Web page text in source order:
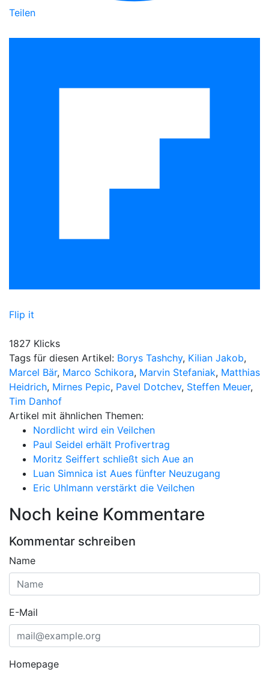
Teilen
Flip it
1827 Klicks
Tags für diesen Artikel: Borys Tashchy, Kilian Jakob,
Marcel Bär, Marco Schikora, Marvin Stefaniak, Matthias
Heidrich, Mirnes Pepic, Pavel Dotchev, Steffen Meuer,
Tim Danhof
Artikel mit ähnlichen Themen:
Nordlicht wird ein Veilchen
Paul Seidel erhält Profivertrag
Moritz Seiffert schließt sich Aue an
Luan Simnica ist Aues fünfter Neuzugang
Eric Uhlmann verstärkt die Veilchen
Noch keine Kommentare
Kommentar schreiben
Name
E-Mail
Homepage